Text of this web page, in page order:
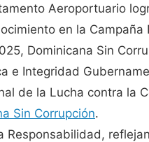
Aeroportuario
en la Campaña
Dominicana Sin
e Integridad
de la Lucha contra la
Sin Corrupción.